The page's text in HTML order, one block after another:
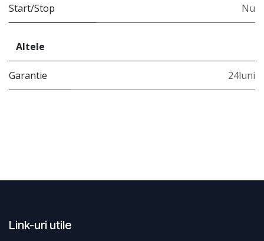
Start/Stop Nu
Altele
Garantie 24luni
Link-uri utile